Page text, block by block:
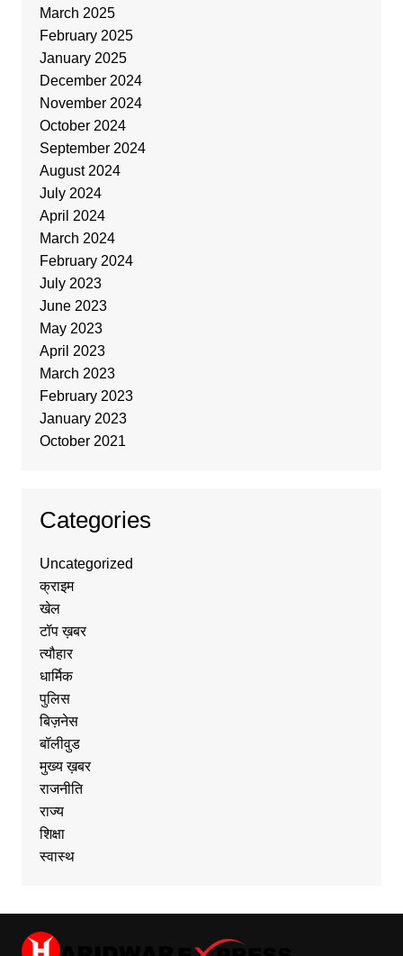
March 2025
February 2025
January 2025
December 2024
November 2024
October 2024
September 2024
August 2024
July 2024
April 2024
March 2024
February 2024
July 2023
June 2023
May 2023
April 2023
March 2023
February 2023
January 2023
October 2021
Categories
Uncategorized
क्राइम
खेल
टॉप ख़बर
त्यौहार
धार्मिक
पुलिस
बिज़नेस
बॉलीवुड
मुख्य ख़बर
राजनीति
राज्य
शिक्षा
स्वास्थ